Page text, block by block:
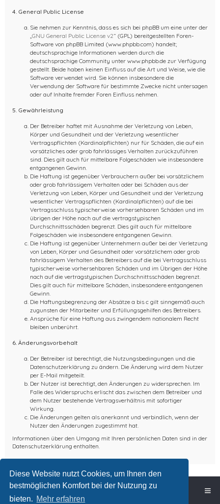
Diese Website nutzt Cookies, um Ihnen den
bestmöglichen Komfort bei der Nutzung zu
bieten. Mehr erfahren
4. General Public License
Sie nehmen zur Kenntnis, dass es sich bei phpBB um eine unter der
GNU General Public License v2“ (GPL) bereitgestellten Foren-
Software von phpBB Limited (www.phpbb.com) handelt;
deutschsprachige Informationen werden durch die
deutschsprachige Community unter www.phpbb.de zur Verfügung
gestellt. Beide haben keinen Einfluss auf die Art und Weise, wie die
Software verwendet wird. Sie können insbesondere die
Verwendung der Software für bestimmte Zwecke nicht untersagen
oder auf Inhalte fremder Foren Einfluss nehmen.
5. Gewährleistung
Der Betreiber haftet mit Ausnahme der Verletzung von Leben,
Körper und Gesundheit und der Verletzung wesentlicher
Vertragspflichten (Kardinalpflichten) nur für Schäden, die auf ein
vorsätzliches oder grob fahrlässiges Verhalten zurückzuführen
sind. Dies gilt auch für mittelbare Folgeschäden wie insbesondere
entgangenen Gewinn.
Die Haftung ist gegenüber Verbrauchern außer bei vorsätzlichem
oder grob fahrlässigem Verhalten oder bei Schäden aus der
Verletzung von Leben, Körper und Gesundheit und der Verletzung
wesentlicher Vertragspflichten (Kardinalpflichten) auf die bei
Vertragsschluss typischerweise vorhersehbaren Schäden und im
übrigen der Höhe nach auf die vertragstypischen
Durchschnittsschäden begrenzt. Dies gilt auch für mittelbare
Folgeschäden wie insbesondere entgangenen Gewinn.
Die Haftung ist gegenüber Unternehmern außer bei der Verletzung
von Leben, Körper und Gesundheit oder vorsätzlichem oder grob
fahrlässigem Verhalten des Betreibers auf die bei Vertragsschluss
typischerweise vorhersehbaren Schäden und im Übrigen der Höhe
nach auf die vertragstypischen Durchschnittsschäden begrenzt.
Dies gilt auch für mittelbare Schäden, insbesondere entgangenen
Gewinn.
Die Haftungsbegrenzung der Absätze a bis c gilt sinngemäß auch
zugunsten der Mitarbeiter und Erfüllungsgehilfen des Betreibers.
Ansprüche für eine Haftung aus zwingendem nationalem Recht
bleiben unberührt.
6. Änderungsvorbehalt
Der Betreiber ist berechtigt, die Nutzungsbedingungen und die
Datenschutzerklärung zu ändern. Die Änderung wird dem Nutzer
per E-Mail mitgeteilt.
Der Nutzer ist berechtigt, den Änderungen zu widersprechen. Im
Falle des Widerspruchs erlischt das zwischen dem Betreiber und
dem Nutzer bestehende Vertragsverhältnis mit sofortiger
Wirkung.
Die Änderungen gelten als anerkannt und verbindlich, wenn der
Nutzer den Änderungen zugestimmt hat.
Informationen über den Umgang mit Ihren persönlichen Daten sind in der
Datenschutzerklärung enthalten.
Foren-Übersicht